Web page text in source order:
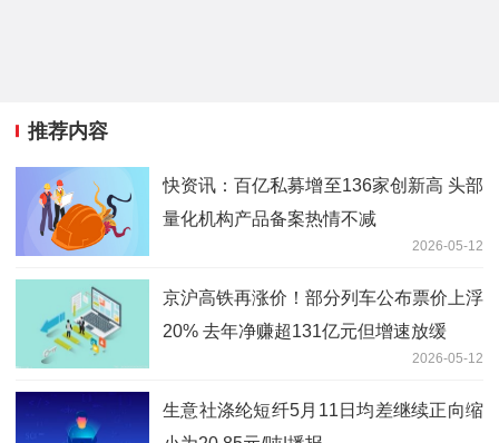
推荐内容
快资讯：百亿私募增至136家创新高 头部
量化机构产品备案热情不减
2026-05-12
京沪高铁再涨价！部分列车公布票价上浮
20% 去年净赚超131亿元但增速放缓
2026-05-12
生意社涤纶短纤5月11日均差继续正向缩